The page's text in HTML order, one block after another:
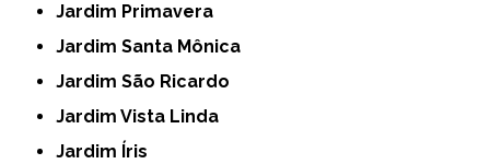
Jardim Primavera
Jardim Santa Mônica
Jardim São Ricardo
Jardim Vista Linda
Jardim Íris